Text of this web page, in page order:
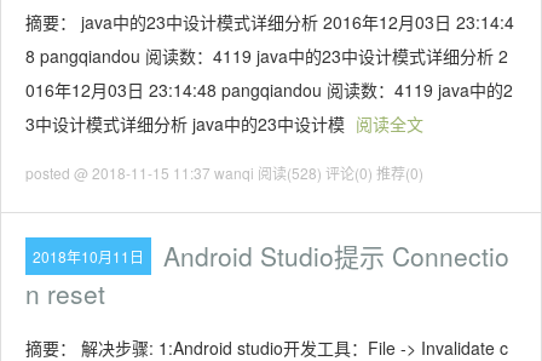
摘要： java中的23中设计模式详细分析 2016年12月03日 23:14:4
8 pangqiandou 阅读数：4119 java中的23中设计模式详细分析 2
016年12月03日 23:14:48 pangqiandou 阅读数：4119 java中的2
3中设计模式详细分析 java中的23中设计模 阅读全文
posted @ 2018-11-15 11:37 wanqi 阅读(528) 评论(0) 推荐(0)
2018年10月11日
Android Studio提示 Connectio
n reset
摘要： 解决步骤: 1:Android studio开发工具：File -> Invalidate c